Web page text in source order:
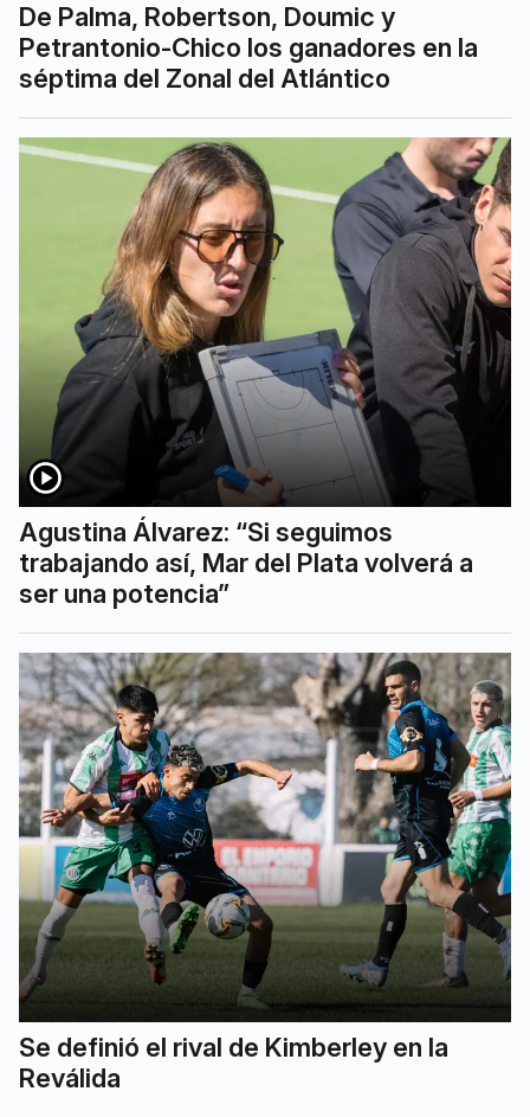
De Palma, Robertson, Doumic y
Petrantonio-Chico los ganadores en la
séptima del Zonal del Atlántico
Agustina Álvarez: “Si seguimos
trabajando así, Mar del Plata volverá a
ser una potencia”
Se definió el rival de Kimberley en la
Reválida